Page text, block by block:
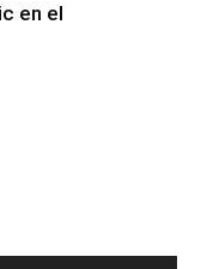
en el